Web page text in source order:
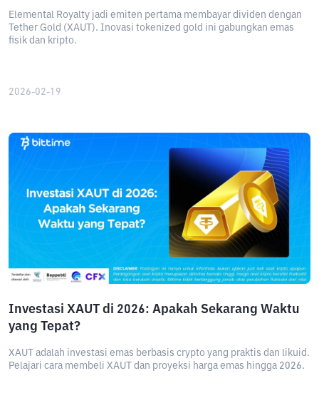
Elemental Royalty jadi emiten pertama membayar dividen dengan
Tether Gold (XAUT). Inovasi tokenized gold ini gabungkan emas
fisik dan kripto.
2026-02-19
Investasi XAUT di 2026: Apakah Sekarang Waktu
yang Tepat?
XAUT adalah investasi emas berbasis crypto yang praktis dan likuid.
Pelajari cara membeli XAUT dan proyeksi harga emas hingga 2026.